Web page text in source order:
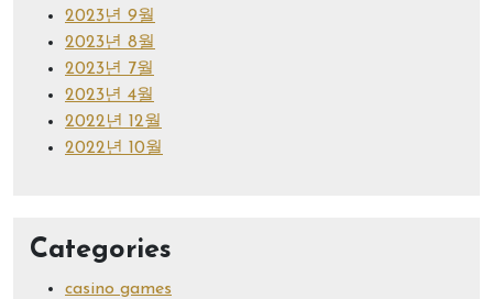
2023년 9월
2023년 8월
2023년 7월
2023년 4월
2022년 12월
2022년 10월
Categories
casino games